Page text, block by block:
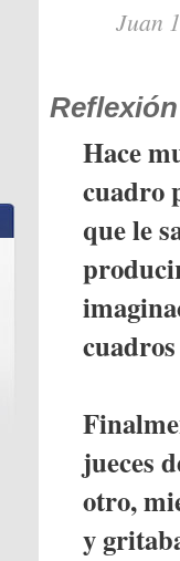
Juan
Reflexión
Hace
cuadro
que le
jueces
otro,
y